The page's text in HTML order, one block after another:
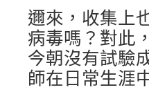
邇來，收集上
病毒嗎？對此
今朝沒有試驗
師在日常生涯